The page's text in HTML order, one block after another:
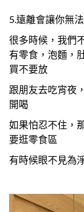
5.遠離會讓你無
很多時候，我們
有零食，泡麵，
買不要放
跟朋友去吃宵夜
開喝
如果怕忍不住，
要逛零食區
有時候眼不見為